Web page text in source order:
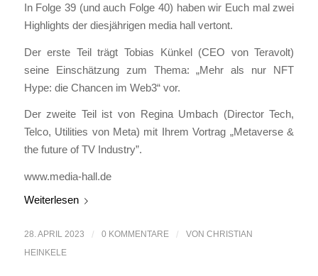
In Folge 39 (und auch Folge 40) haben wir Euch mal zwei
Highlights der diesjährigen media hall vertont.
Der erste Teil trägt Tobias Künkel (CEO von Teravolt)
seine Einschätzung zum Thema: „Mehr als nur NFT
Hype: die Chancen im Web3“ vor.
Der zweite Teil ist von Regina Umbach (Director Tech,
Telco, Utilities von Meta) mit Ihrem Vortrag „Metaverse &
the future of TV Industry”.
www.media-hall.de
Weiterlesen
28. APRIL 2023 / 0 KOMMENTARE / VON CHRISTIAN
HEINKELE